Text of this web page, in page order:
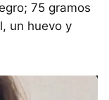
75 gramos
un huevo y